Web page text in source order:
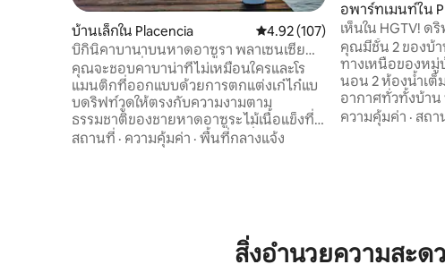
บ้านเล็กใน Placencia คะแนนเฉลี่ย 4.92 จาก 5, 107 รีวิ
4.92 (107)
บิกินิคาบานาบนหาดอาซูรา พลาเซนเซีย
WiFi และเครื่องปรับอากาศ
คุณจะชอบคาบาน่าที่ไม่เหมือนใครและโร
แมนติกที่ออกแบบด้วยการตกแต่งเก๋ไก๋แบ
บดริฟท์วูดให้ตรงกับความงามตาม
ธรรมชาติของชายหาดอาซูระ ไม้เนื้อแข็งที่
จางหายไปตามธรรมชาติถูกใช้ทั่วคาบาน่า
เพื่อสร้างบรรยากาศที่สงบโรแมนติกและ
สะดวกฟรี: - จักรยาน - แพดเดิลบอร์ด -
อุปกรณ์นอนเล่น - ที่ก่อกองไฟชายหาด -
สถานที่ · ความคุ้มค่า · พื้นที่กลางแจ้ง
อพาร์ทเมนท์ใน
เห็นใน HGTV! ด
นอนขนาดใหญ่พ
คุณมีชั้น 2 ของบ้
ทางเหนือของหมู่บ้า
นอน 2 ห้องน้ำเต็
อากาศทั่วทั้งบ้า
อุปกรณ์ครบครัน
กว้างขวาง สระว่ายน้ำและดาดฟ้าอาบแดด
หรือค่าทำความส
ความคุ้มค่า · สถา
สิ่งอำนวยความสะ